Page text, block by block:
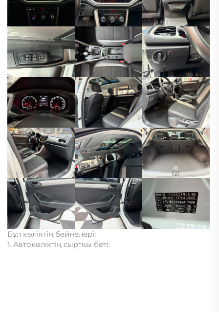
Бұл көліктің бейнелері:
1. Автокөліктің сыртқы беті: